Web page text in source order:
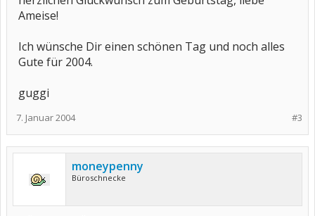
Ameise!
Ich wünsche Dir einen schönen Tag und noch alles
Gute für 2004.
guggi
#3
7. Januar 2004
moneypenny
Büroschnecke